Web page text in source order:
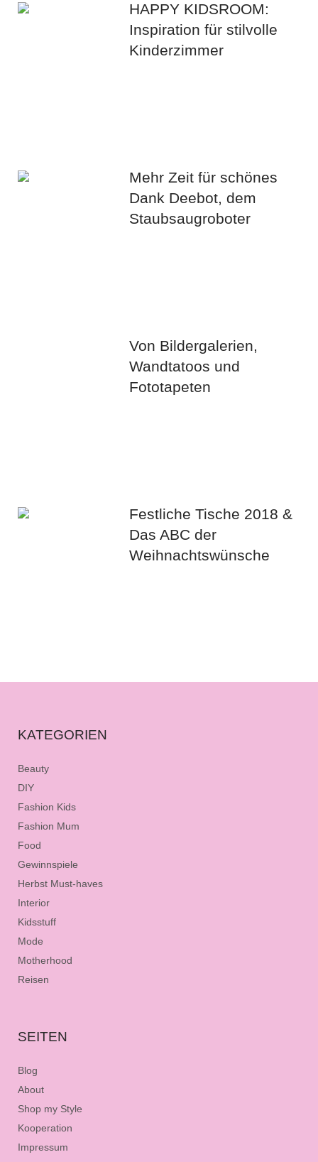
HAPPY KIDSROOM:
Inspiration für stilvolle
Kinderzimmer
Mehr Zeit für schönes
Dank Deebot, dem
Staubsaugroboter
Von Bildergalerien,
Wandtatoos und
Fototapeten
Festliche Tische 2018 &
Das ABC der
Weihnachtswünsche
KATEGORIEN
Beauty
DIY
Fashion Kids
Fashion Mum
Food
Gewinnspiele
Herbst Must-haves
Interior
Kidsstuff
Mode
Motherhood
Reisen
SEITEN
Blog
About
Shop my Style
Kooperation
Impressum